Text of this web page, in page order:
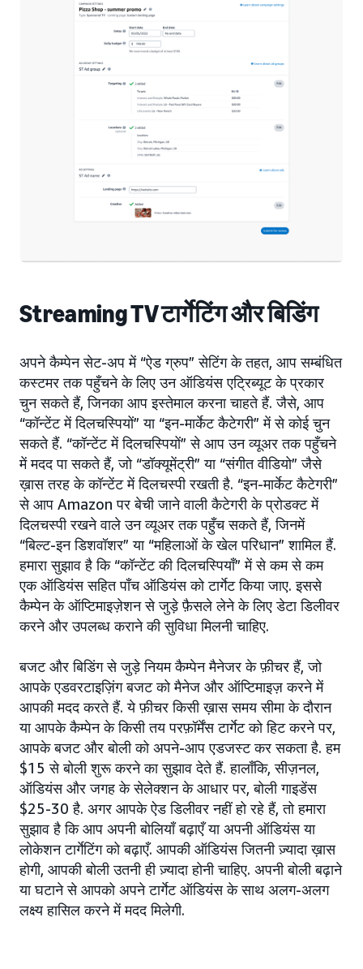
Streaming TV टार्गेटिंग और बिडिंग
अपने कैम्पेन सेट-अप में “ऐड ग्रुप” सेटिंग के तहत, आप सम्बंधित
कस्टमर तक पहुँचने के लिए उन ऑडियंस एट्रिब्यूट के प्रकार
चुन सकते हैं, जिनका आप इस्तेमाल करना चाहते हैं. जैसे, आप
“कॉन्टेंट में दिलचस्पियों” या “इन-मार्केट कैटेगरी” में से कोई चुन
सकते हैं. “कॉन्टेंट में दिलचस्पियों” से आप उन व्यूअर तक पहुँचने
में मदद पा सकते हैं, जो “डॉक्यूमेंट्री” या “संगीत वीडियो” जैसे
ख़ास तरह के कॉन्टेंट में दिलचस्पी रखती है. “इन-मार्केट कैटेगरी”
से आप Amazon पर बेची जाने वाली कैटेगरी के प्रोडक्ट में
दिलचस्पी रखने वाले उन व्यूअर तक पहुँच सकते हैं, जिनमें
“बिल्ट-इन डिशवॉशर” या “महिलाओं के खेल परिधान” शामिल हैं.
हमारा सुझाव है कि “कॉन्टेंट की दिलचस्पियाँ” में से कम से कम
एक ऑडियंस सहित पाँच ऑडियंस को टार्गेट किया जाए. इससे
कैम्पेन के ऑप्टिमाइज़ेशन से जुड़े फ़ैसले लेने के लिए डेटा डिलीवर
करने और उपलब्ध कराने की सुविधा मिलनी चाहिए.
बजट और बिडिंग से जुड़े नियम कैम्पेन मैनेजर के फ़ीचर हैं, जो
आपके एडवरटाइज़िंग बजट को मैनेज और ऑप्टिमाइज़ करने में
आपकी मदद करते हैं. ये फ़ीचर किसी ख़ास समय सीमा के दौरान
या आपके कैम्पेन के किसी तय परफ़ॉर्मेंस टार्गेट को हिट करने पर,
आपके बजट और बोली को अपने-आप एडजस्ट कर सकता है. हम
$15 से बोली शुरू करने का सुझाव देते हैं. हालाँकि, सीज़नल,
ऑडियंस और जगह के सेलेक्शन के आधार पर, बोली गाइडेंस
$25-30 है. अगर आपके ऐड डिलीवर नहीं हो रहे हैं, तो हमारा
सुझाव है कि आप अपनी बोलियाँ बढ़ाएँ या अपनी ऑडियंस या
लोकेशन टार्गेटिंग को बढ़ाएँ. आपकी ऑडियंस जितनी ज़्यादा ख़ास
होगी, आपकी बोली उतनी ही ज़्यादा होनी चाहिए. अपनी बोली बढ़ाने
या घटाने से आपको अपने टार्गेट ऑडियंस के साथ अलग-अलग
लक्ष्य हासिल करने में मदद मिलेगी.